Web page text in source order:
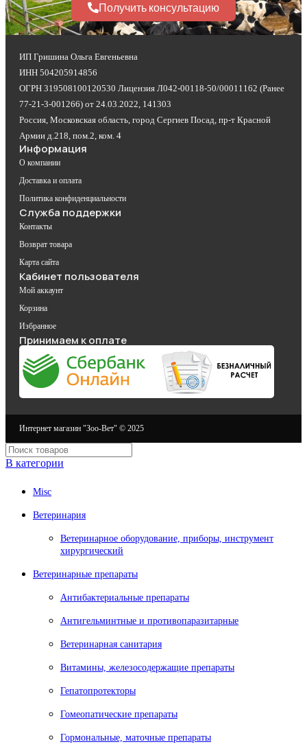
Получить консультацию
ИП Гришина Ольга Евгеньевна
ИНН 504205914856
ОГРН 319508100120530 Лицензия Л042-00118-50/00011162 (Ранее
77-21-3-001266) от 24.03.2022, 141303
Россия, Московская область, город Сергиев Посад, пр-т Красной
Армии д.218, пом.2, ком. 4
Информация
О компании
Доставка и оплата
Политика конфиденциальности
Служба поддержки
Контакты
Возврат товара
Карта сайта
Кабинет пользователя
Мой аккаунт
Корзина
Избранное
Принимаем к оплате
Интернет магазин "Зоо-Вет" © 2025
В категории
Misc
Ветеринария
Ветеринарное оборудование, приборы, инструмент
хирургический
Ветеринарные препараты
Антибактериальные препараты
Антигельминтные и противопаразитарные
Ветеринарная санитария
Витамины, железосодержащие препараты
Гепатопротекторы
Гомеопатические препараты
Гормональные, маточные препараты